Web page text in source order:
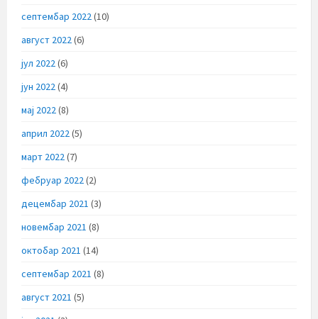
септембар 2022(10)
август 2022(6)
јул 2022(6)
јун 2022(4)
мај 2022(8)
април 2022(5)
март 2022(7)
фебруар 2022(2)
децембар 2021 (3)
новембар 2021 (8)
октобар 2021 (14)
септембар 2021 (8)
август 2021 (5)